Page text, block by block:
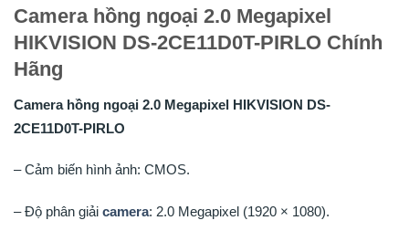
Camera hồng ngoại 2.0 Megapixel
HIKVISION DS-2CE11D0T-PIRLO Chính
Hãng
Camera hồng ngoại 2.0 Megapixel HIKVISION DS-
2CE11D0T-PIRLO
– Cảm biến hình ảnh: CMOS.
– Độ phân giải camera: 2.0 Megapixel (1920 × 1080).